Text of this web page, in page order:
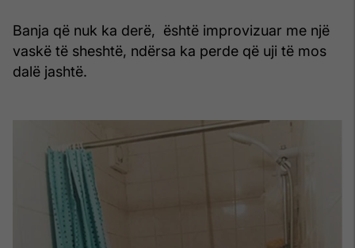
Banja që nuk ka derë, është improvizuar me një
vaskë të sheshtë, ndërsa ka perde që uji të mos
dalë jashtë.